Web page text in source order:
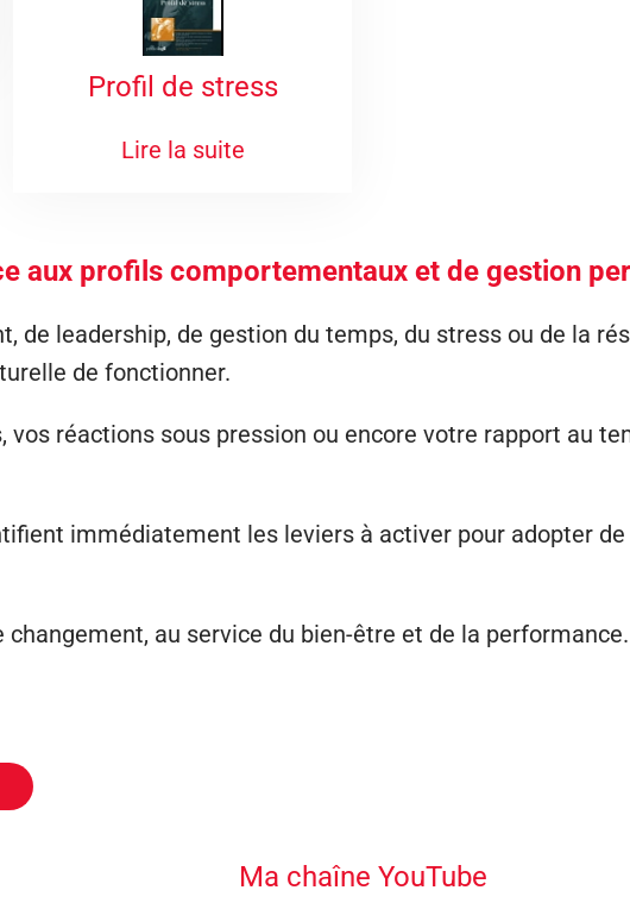
Profil de stress
Lire la suite
aux profils comportementaux et de gestion
de leadership, de gestion du temps, du stress ou de la
de fonctionner.
réactions sous pression ou encore votre rapport au
immédiatement les leviers à activer pour adopter
changement, au service du bien-être et de la performance.
Ma chaîne YouTube